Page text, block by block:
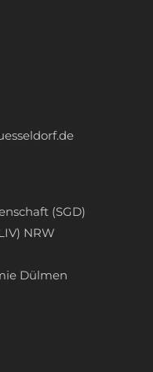
(SGD)
NRW
Dülmen